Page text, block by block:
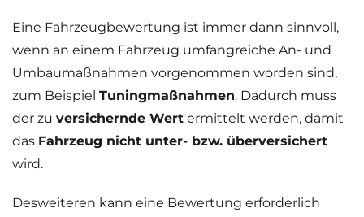
Eine Fahrzeugbewertung ist immer dann sinnvoll,
wenn an einem Fahrzeug umfangreiche An- und
Umbaumaßnahmen vorgenommen worden sind,
zum Beispiel Tuningmaßnahmen. Dadurch muss
der zu versichernde Wert ermittelt werden, damit
das Fahrzeug nicht unter- bzw. überversichert
wird.
Desweiteren kann eine Bewertung erforderlich